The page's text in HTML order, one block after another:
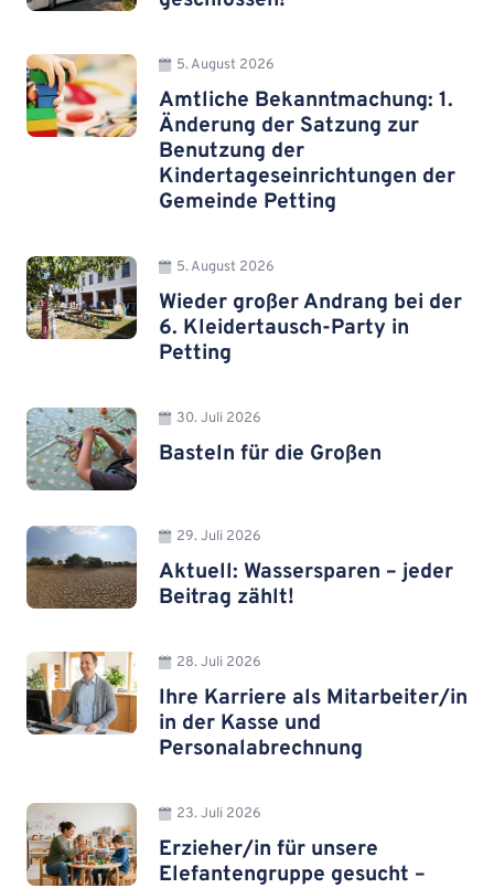
5. August 2026
Amtliche Bekanntmachung: 1.
Änderung der Satzung zur
Benutzung der
Kindertageseinrichtungen der
Gemeinde Petting
5. August 2026
Wieder großer Andrang bei der
6. Kleidertausch-Party in
Petting
30. Juli 2026
Basteln für die Großen
29. Juli 2026
Aktuell: Wassersparen – jeder
Beitrag zählt!
28. Juli 2026
Ihre Karriere als Mitarbeiter/in
in der Kasse und
Personalabrechnung
23. Juli 2026
Erzieher/in für unsere
Elefantengruppe gesucht –